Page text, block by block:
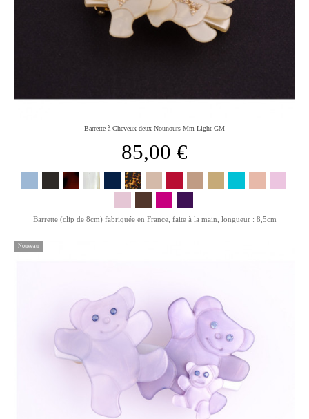
Barrette à Cheveux deux Nounours Mm Light GM
85,00 €
Barrette (clip de 8cm) fabriquée en France, faite à la main, longueur : 8,5cm
Nouveau